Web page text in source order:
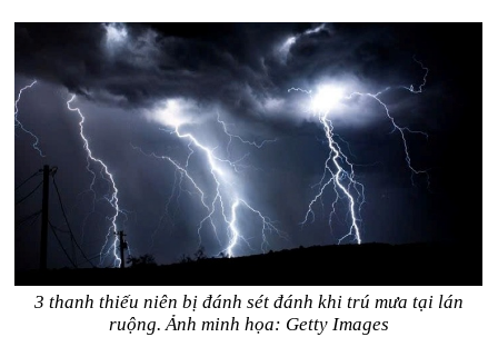
3 thanh thiếu niên bị đánh sét đánh khi trú mưa tại lán
ruộng. Ảnh minh họa: Getty Images